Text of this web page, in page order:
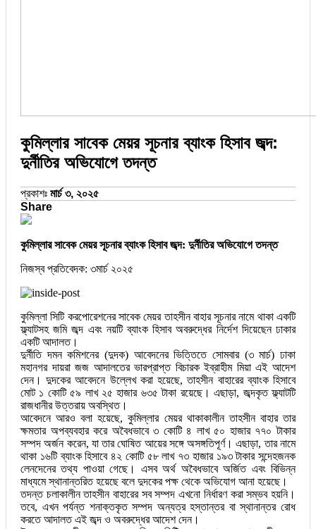
কুমিল্লার সাবেক মেয়র সূচনার ব্যাংক হিসাব জব্দ:
দুর্নীতির অভিযোগে তদন্ত
প্রকাশঃ মার্চ ৩, ২০২৫
Share
কুমিল্লার সাবেক মেয়র সূচনার ব্যাংক হিসাব জব্দ: দুর্নীতির অভিযোগে তদন্ত
নিজস্ব প্রতিবেদক: ৩মার্চ ২০২৫
কুমিল্লা সিটি করপোরেশনের সাবেক মেয়র তাহসীন বাহার সূচনার নামে থাকা একটি
ফ্ল্যাটসহ জমি জব্দ এবং নয়টি ব্যাংক হিসাব অবরুদ্ধের নির্দেশ দিয়েছেন ঢাকার
একটি আদালত।
দুর্নীতি দমন কমিশনের (দুদক) আবেদনের ভিত্তিতে সোমবার (৩ মার্চ) ঢাকা
মহানগর দায়রা জজ আদালতের ভারপ্রাপ্ত বিচারক ইব্রাহীম মিয়া এই আদেশ
দেন। দুদকের আবেদনে উল্লেখ করা হয়েছে, তাহসীন বাহারের ব্যাংক হিসাবে
মোট ১ কোটি ৫৯ লাখ ২৫ হাজার ৬৩৫ টাকা রয়েছে। এছাড়া, জব্দকৃত ফ্ল্যাটটি
রাজধানীর উত্তরায় অবস্থিত।
আবেদনে আরও বলা হয়েছে, কুমিল্লার মেয়র থাকাকালীন তাহসীন বাহার তার
ক্ষমতার অপব্যবহার করে অবৈধভাবে ৩ কোটি ৪ লাখ ৫০ হাজার ৭৭০ টাকার
সম্পদ অর্জন করেন, যা তার ঘোষিত আয়ের সঙ্গে অসঙ্গতিপূর্ণ। এছাড়া, তার নামে
থাকা ১৬টি ব্যাংক হিসাবে ৪২ কোটি ৫৮ লাখ ৭৩ হাজার ১৯৩ টাকার সন্দেহজনক
লেনদেনের তথ্য পাওয়া গেছে। এসব অর্থ অবৈধভাবে অর্জিত এবং বিভিন্ন
মাধ্যমে স্থানান্তরিত হয়েছে বলে দুদকের পক্ষ থেকে অভিযোগ আনা হয়েছে।
তদন্ত চলাকালীন তাহসীন বাহারের সব সম্পদ এখনো নির্ধারণ করা সম্ভব হয়নি।
তবে, এখন পর্যন্ত শনাক্তকৃত সম্পদ অন্যত্র হস্তান্তর বা স্থানান্তর রোধ
করতে আদালত এই জব্দ ও অবরুদ্ধের আদেশ দেন।